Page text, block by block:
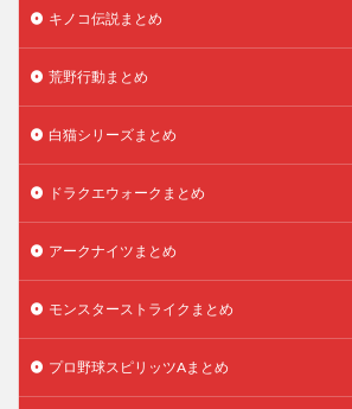
キノコ伝説まとめ
荒野行動まとめ
白猫シリーズまとめ
ドラクエウォークまとめ
アークナイツまとめ
モンスターストライクまとめ
プロ野球スピリッツAまとめ